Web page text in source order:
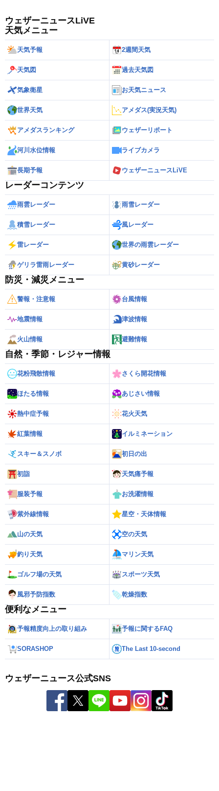
ウェザーニュースLiVE
天気メニュー
天気予報 2週間天気
天気図 過去天気図
気象衛星 お天気ニュース
世界天気 アメダス(実況天気)
アメダスランキング ウェザーリポート
河川水位情報 ライブカメラ
長期予報 ウェザーニュースLiVE
レーダーコンテンツ
雨雲レーダー 雨雪レーダー
積雪レーダー 風レーダー
雷レーダー 世界の雨雲レーダー
ゲリラ雷雨レーダー 黄砂レーダー
防災・減災メニュー
警報・注意報 台風情報
地震情報 津波情報
火山情報 避難情報
自然・季節・レジャー情報
花粉飛散情報 さくら開花情報
ほたる情報 あじさい情報
熱中症予報 花火天気
紅葉情報 イルミネーション
スキー＆スノボ 初日の出
初詣 天気痛予報
服装予報 お洗濯情報
紫外線情報 星空・天体情報
山の天気 空の天気
釣り天気 マリン天気
ゴルフ場の天気 スポーツ天気
風邪予防指数 乾燥指数
便利なメニュー
予報精度向上の取り組み 予報に関するFAQ
SORASHOP The Last 10-second
ウェザーニュース公式SNS